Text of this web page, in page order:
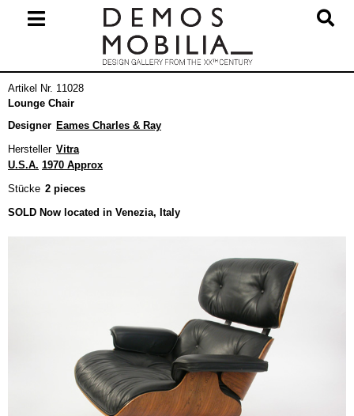
Navigation
Artikel Nr. 11028
Lounge Chair
Designer Eames Charles & Ray
Hersteller Vitra
U.S.A. 1970 Approx
Stücke 2 pieces
SOLD Now located in Venezia, Italy